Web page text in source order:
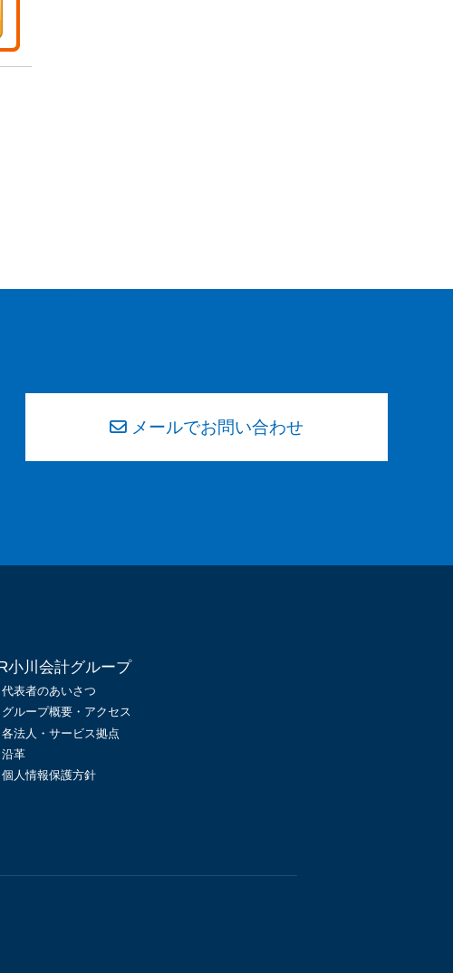
メールでお問い合わせ
小川会計グループ
代表者のあいさつ
グループ概要・アクセス
各法人・サービス拠点
沿革
個人情報保護方針